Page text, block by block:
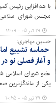
با هم‌افزایی رئیس
مجلس شورای اسلامی
تقسیم کار نهایی
جاده پیام(قزلحصار
مکلف‌اند بدون فوت
پازل ساماندهی این
۲۹ تیر ۰۵ - ۱۲:۰۹
حسین مهاجری:
حماسه تشییع
و آغاز فصلی نو
عضو شورای اسلامی
یکی از
قدردانی از خادمان
۲۹ تیر ۰۵ - ۱۰:۲۵